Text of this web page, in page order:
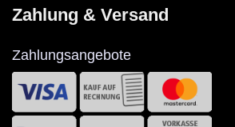
Zahlung & Versand
Zahlungsangebote